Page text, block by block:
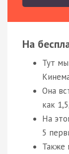
На
Тут
Она
как
На
5
Также